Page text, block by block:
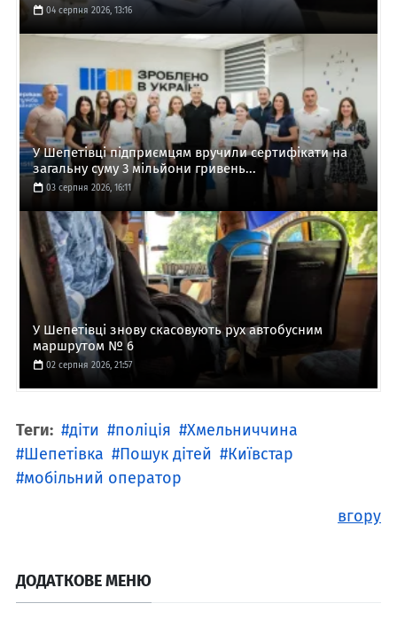
04 серпня 2026, 13:16
У Шепетівці підприємцям вручили сертифікати на
загальну суму 3 мільйони гривень...
03 серпня 2026, 16:11
У Шепетівці знову скасовують рух автобусним
маршрутом № 6
02 серпня 2026, 21:57
Теги: діти поліція
Хмельниччина
Шепетівка
Пошук дітей
Київстар
мобільний оператор
вгору
ДОДАТКОВЕ МЕНЮ